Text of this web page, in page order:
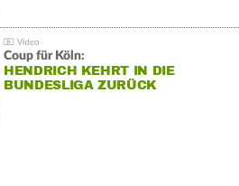
Coup für Köln:
HENDRICH KEHRT IN DIE
BUNDESLIGA ZURÜCK